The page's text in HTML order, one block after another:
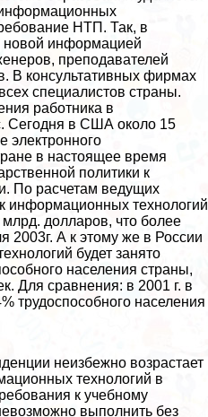
НТП. Так, в
новой информацией
преподавателей
В консультативных фирмах
специалистов страны.
работника в
Сегодня в США около 15
электронного
в настоящее время
политики к
По расчетам ведущих
информационных технологий
долларов, что более
2003г. А к этому же в России
будет занято
населения страны,
Для сравнения: в 2001 г. в
трудоспособного населения
неизбежно возрастает
технологий в
к учебному
выполнить без